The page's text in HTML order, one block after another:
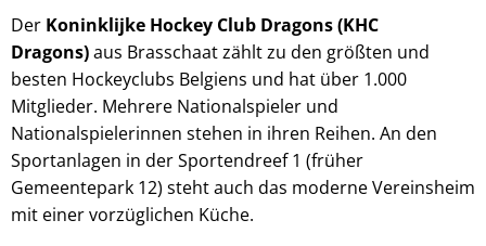
Der Koninklijke Hockey Club Dragons (KHC
Dragons)aus Brasschaat zählt zu den größten und
besten Hockeyclubs Belgiens und hat über 1.000
Mitglieder. Mehrere Nationalspieler und
Nationalspielerinnen stehen in ihren Reihen. An den
Sportanlagen in der Sportendreef 1 (früher
Gemeentepark 12) steht auch das moderne Vereinsheim
mit einer vorzüglichen Küche.